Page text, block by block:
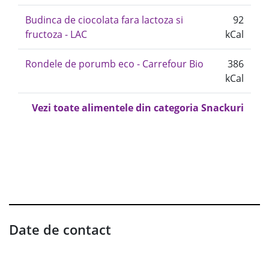
Budinca de ciocolata fara lactoza si
fructoza - LAC
92
kCal
Rondele de porumb eco - Carrefour Bio
386
kCal
Vezi toate alimentele din categoria Snackuri
Date de contact